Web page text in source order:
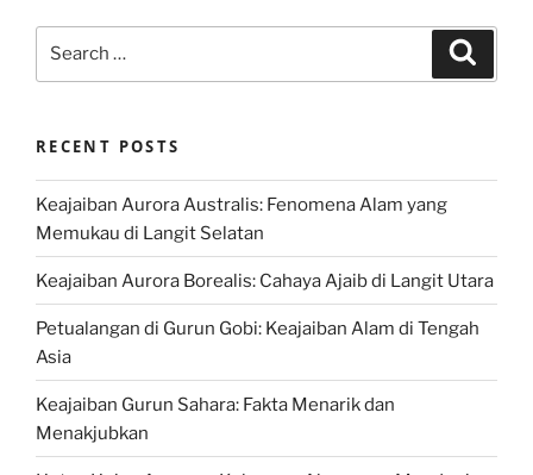
RECENT POSTS
Keajaiban Aurora Australis: Fenomena Alam yang
Memukau di Langit Selatan
Keajaiban Aurora Borealis: Cahaya Ajaib di Langit Utara
Petualangan di Gurun Gobi: Keajaiban Alam di Tengah
Asia
Keajaiban Gurun Sahara: Fakta Menarik dan
Menakjubkan